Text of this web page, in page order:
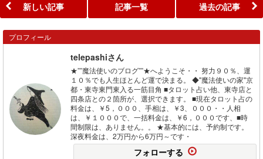
新しい記事 記事一覧 過去の記事
プロフィール
telepashiさん
★””魔法使いのブログ””★へようこそ・・ 努力９０％、運
１０％でも人生ほとんど運で決まる。 ◆"魔法使いの家"京
都・東寺東門東入る一筋目角 ■タロット占い他、東寺店と
四条店との２箇所が、選択できます。 ■現在タロット占の
料金は、￥5，０００、手相は、￥3、０００・・人相
は、￥１０００で、一括料金は、￥6，０００です、■時
間制限は、ありません。。 ★基本的には、予約制です。
深夜料金は、2万円から6万円～です・
フォローする